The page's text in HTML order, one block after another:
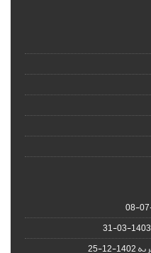
1403-03-31
1402-12-25